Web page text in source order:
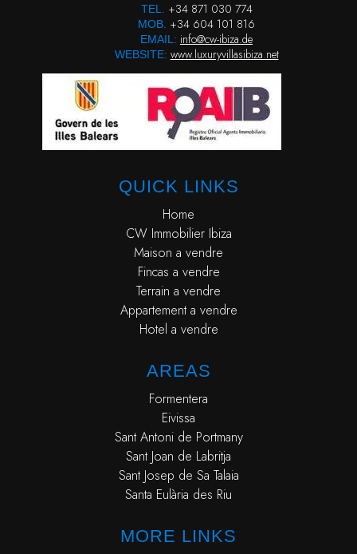
TEL. +34 871 030 774
MOB. +34 604 101 816
EMAIL: info@cw-ibiza.de
WEBSITE: www.luxuryvillasibiza.net
QUICK LINKS
Home
CW Immobilier Ibiza
Maison a vendre
Fincas a vendre
Terrain a vendre
Appartement a vendre
Hotel a vendre
AREAS
Formentera
Eivissa
Sant Antoni de Portmany
Sant Joan de Labritja
Sant Josep de Sa Talaia
Santa Eulària des Riu
MORE LINKS